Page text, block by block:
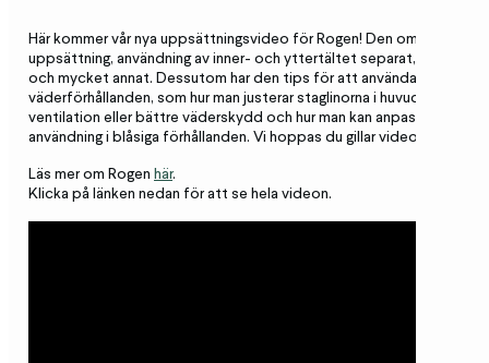
Här kommer vår nya uppsättningsvideo för Rogen! Den omfattar
uppsättning, användning av inner- och yttertältet separat,
och mycket annat. Dessutom har den tips för att använda tältet i
väderförhållanden, som hur man justerar staglinorna i huvud- och
ventilation eller bättre väderskydd och hur man kan anpassa
användning i blåsiga förhållanden. Vi hoppas du gillar videon.
Läs mer om Rogen här.
Klicka på länken nedan för att se hela videon.